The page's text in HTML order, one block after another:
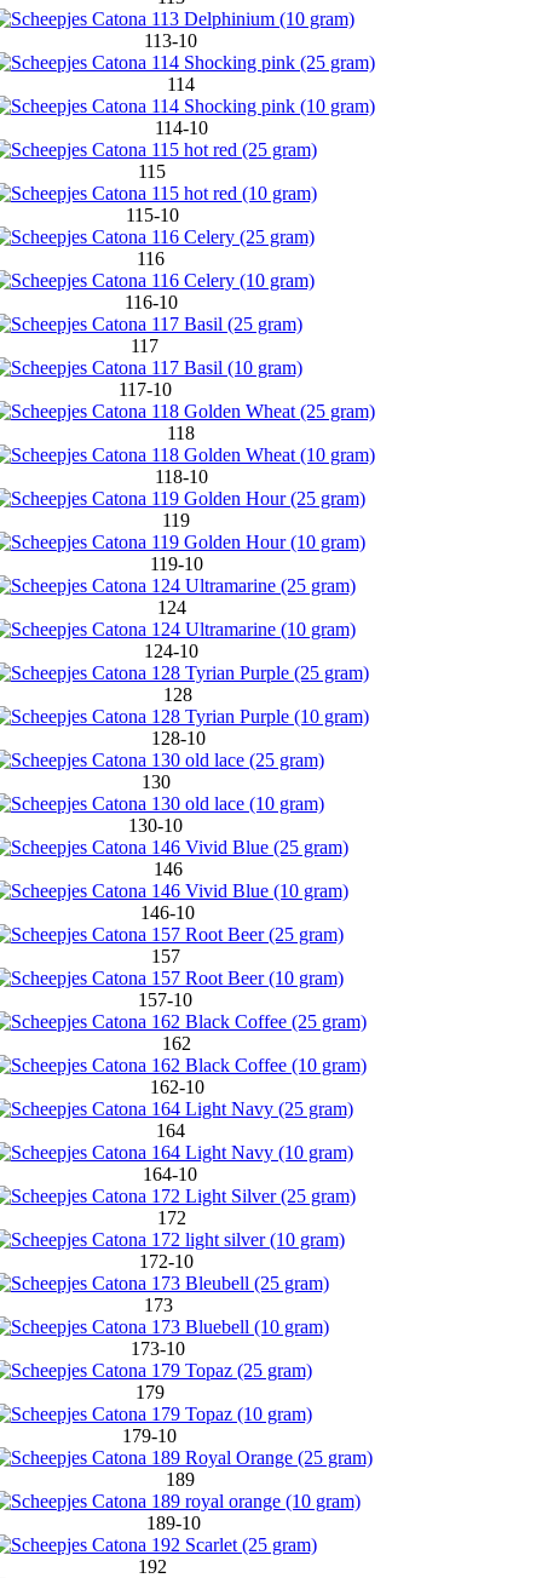
113-10
114
114-10
115
115-10
116
116-10
117
117-10
118
118-10
119
119-10
124
124-10
128
128-10
130
130-10
146
146-10
157
157-10
162
162-10
164
164-10
172
172-10
173
173-10
179
179-10
189
189-10
192